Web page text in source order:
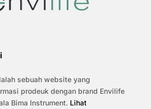
sebuah website yang
prodeuk dengan brand Envilife
Bima Instrument. Lihat